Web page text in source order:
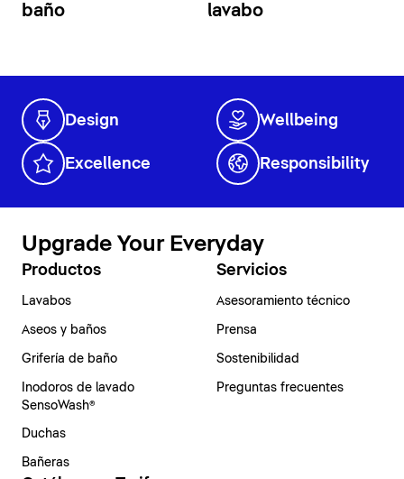
baño
lavabo
Design Wellbeing
Excellence Responsibility
Upgrade Your Everyday
Productos
Lavabos
Aseos y baños
Grifería de baño
Inodoros de lavado
SensoWash®
Duchas
Bañeras
Servicios
Asesoramiento técnico
Prensa
Sostenibilidad
Preguntas frecuentes